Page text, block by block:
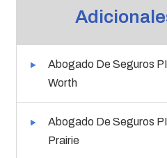
Abogado De Seguros
Worth
Abogado De Seguros
Prairie